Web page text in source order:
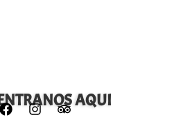
AQUI